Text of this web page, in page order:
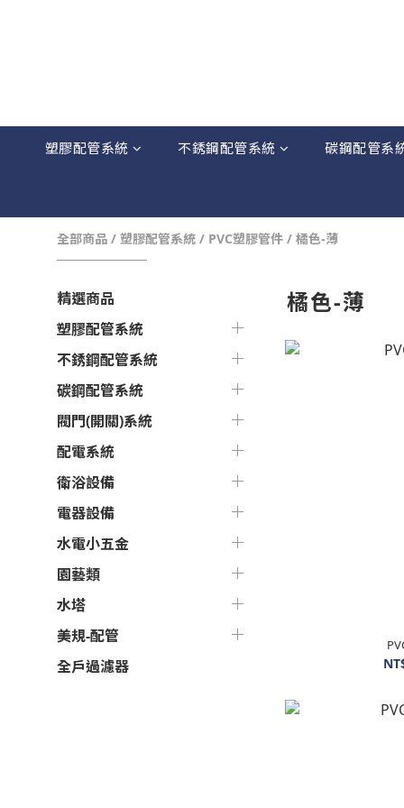
塑膠配管系統 不銹鋼配管系統 碳鋼配管系
全部商品 / 塑膠配管系統 / PVC塑膠管件 / 橘色-薄
精選商品
塑膠配管系統
不銹鋼配管系統
碳鋼配管系統
閥門(開關)系統
配電系統
衛浴設備
電器設備
水電小五金
園藝類
水塔
美規-配管
全戶過濾器
橘色-薄